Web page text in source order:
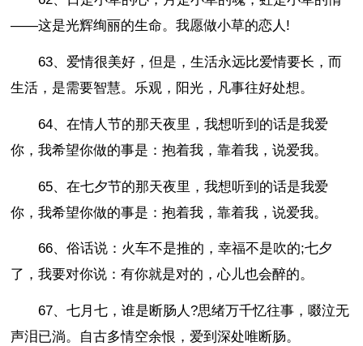
――这是光辉绚丽的生命。我愿做小草的恋人!
63、爱情很美好，但是，生活永远比爱情要长，而
生活，是需要智慧。乐观，阳光，凡事往好处想。
64、在情人节的那天夜里，我想听到的话是我爱
你，我希望你做的事是：抱着我，靠着我，说爱我。
65、在七夕节的那天夜里，我想听到的话是我爱
你，我希望你做的事是：抱着我，靠着我，说爱我。
66、俗话说：火车不是推的，幸福不是吹的;七夕
了，我要对你说：有你就是对的，心儿也会醉的。
67、七月七，谁是断肠人?思绪万千忆往事，啜泣无
声泪已淌。自古多情空余恨，爱到深处唯断肠。